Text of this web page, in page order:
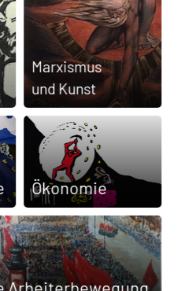
Marx­ismus
und Kunst
Ökonomie
Arbeiterbewegung